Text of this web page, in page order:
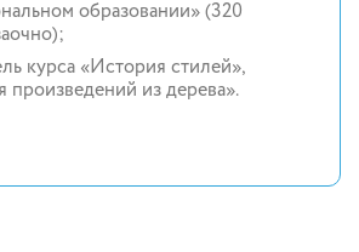
образовании» (320
курса «История стилей»,
произведений из дерева».